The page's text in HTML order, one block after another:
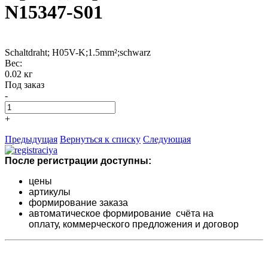
N15347-S01
Schaltdraht; H05V-K;1.5mm²;schwarz
Вес:
0.02 кг
Под заказ
-
+
Предыдущая Вернуться к списку Следующая
После регистрации доступны:
цены
артикулы
формирование заказа
автоматическое формирование счёта на
оплату, коммерческого предложения и договор